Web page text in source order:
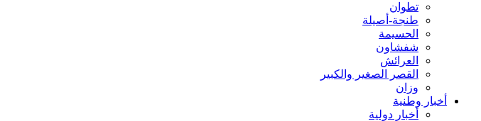
تطوان
طنجة-أصيلة
الحسيمة
شفشاون
العرائش
القصر الصغير والكبير
وزان
أخبار وطنية
أخبار دولية